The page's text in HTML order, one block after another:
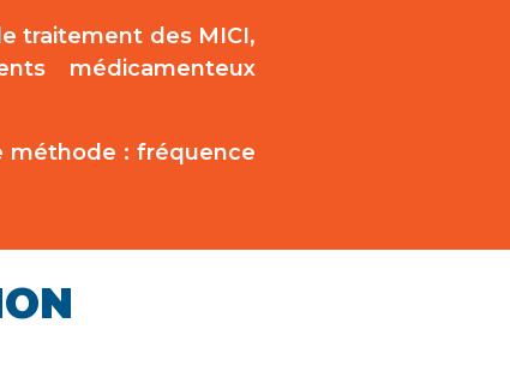
traitement des MICI,
médicamenteux
méthode : fréquence